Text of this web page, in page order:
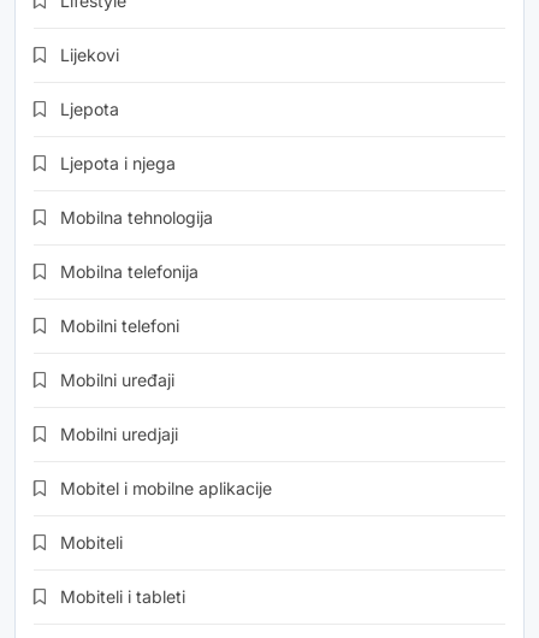
Lijekovi
Ljepota
Ljepota i njega
Mobilna tehnologija
Mobilna telefonija
Mobilni telefoni
Mobilni uređaji
Mobilni uredjaji
Mobitel i mobilne aplikacije
Mobiteli
Mobiteli i tableti